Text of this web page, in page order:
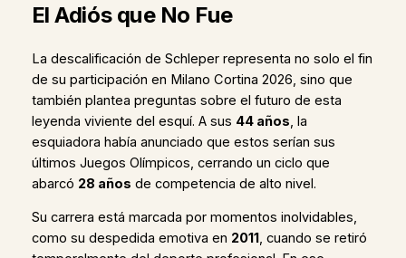
El Adiós que No Fue
La descalificación de Schleper representa no solo el fin
de su participación en Milano Cortina 2026, sino que
también plantea preguntas sobre el futuro de esta
leyenda viviente del esquí. A sus 44 años, la
esquiadora había anunciado que estos serían sus
últimos Juegos Olímpicos, cerrando un ciclo que
abarcó 28 años de competencia de alto nivel.
Su carrera está marcada por momentos inolvidables,
como su despedida emotiva en 2011 , cuando se retiró